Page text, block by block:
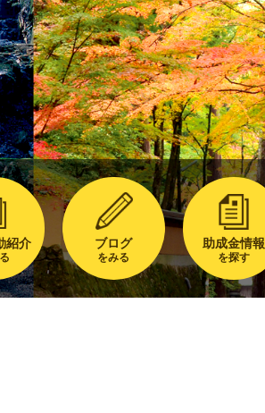
紹介 ブログ
をみる
助成金情報
を探す